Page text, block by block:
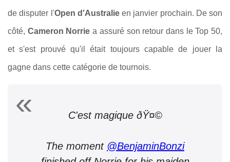
de disputer l'Open d'Australie en janvier prochain. De son
côté, Cameron Norrie a assuré son retour dans le Top 50,
et s'est prouvé qu'il était toujours capable de jouer la
gagne dans cette catégorie de tournois.
C'est magique ðŸ¤©
The moment @BenjaminBonzi